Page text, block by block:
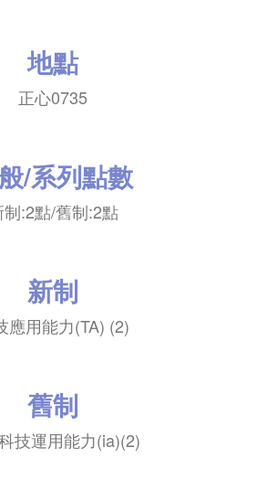
地點
正心0735
/系列點數
制:2點/舊制:2點
新制
應用能力(TA) (2)
舊制
技運用能力(ia)(2)